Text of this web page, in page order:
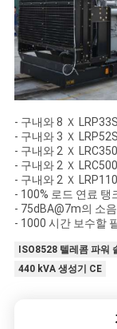
- 구내와 8 Ｘ
- 구내와 3 Ｘ
- 구내와 2 Ｘ
- 구내와 2 Ｘ
- 구내와 2 Ｘ
- 100% 로드 연료 탱
- 75dBA@7m의 소
- 1000 시간 보수할
ISO8528 텔레콤 파워
440 kVA 생성기 CE